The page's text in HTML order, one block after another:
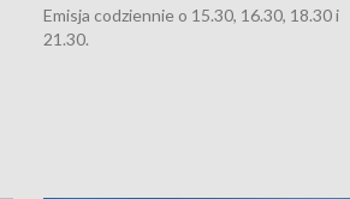
Emisja codziennie o 15.30, 16.30, 18.30 i
21.30.